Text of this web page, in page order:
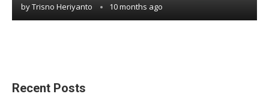
byTrisno Heriyanto 10 months ago
Recent Posts